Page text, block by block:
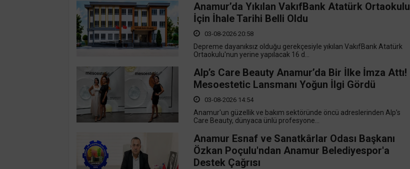
Anamur’da Yıkılan VakıfBank Atatürk Ortaokulu
İçin İhale Tarihi Belli Oldu
03-08-2026 20:58
Depreme dayanıksız olduğu gerekçesiyle yıkılan VakıfBank Atatürk
Ortaokulu'nun yerine yapılacak 16 d...
Alp’s Care Beauty Anamur’da Bir İlke İmza Attı!
Mesoestetic Lansmanı Yoğun İlgi Gördü
03-08-2026 14:54
Anamur'un güzellik ve bakım sektöründe öncü adreslerinden Alp’s
Care Beauty, dünyaca ünlü profesyone...
Anamur Esnaf ve Sanatkârlar Odası Başkanı
Özkan Poçulu'ndan Anamur Belediyespor'a
Destek Çağrısı